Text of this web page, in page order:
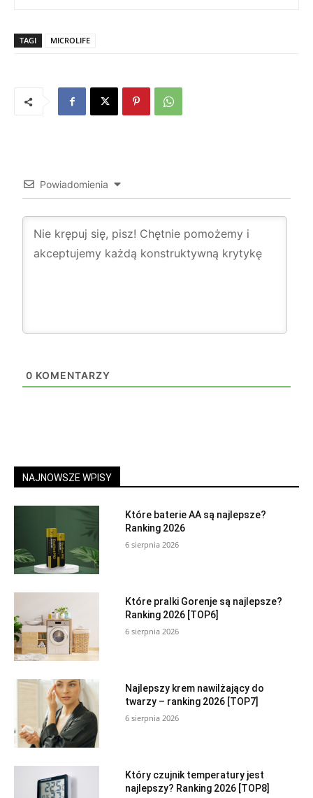
TAGI MICROLIFE
Powiadomienia
0 KOMENTARZY
NAJNOWSZE WPISY
Które baterie AA są najlepsze?
Ranking 2026
6 sierpnia 2026
Które pralki Gorenje są najlepsze?
Ranking 2026 [TOP6]
6 sierpnia 2026
Najlepszy krem nawilżający do
twarzy – ranking 2026 [TOP7]
6 sierpnia 2026
Który czujnik temperatury jest
najlepszy? Ranking 2026 [TOP8]